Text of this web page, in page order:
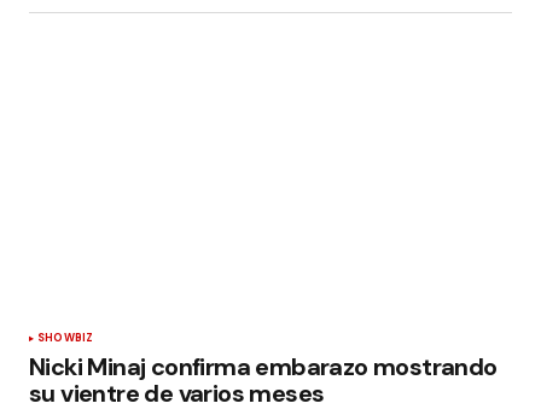
SHOWBIZ
Nicki Minaj confirma embarazo mostrando
su vientre de varios meses